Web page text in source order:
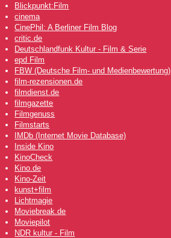
Blickpunkt:Film
cinema
CinePhil: A Berliner Film Blog
critic.de
Deutschlandfunk Kultur - Film & Serie
epd Film
FBW (Deutsche Film- und Medienbewertung)
film-rezensionen.de
filmdienst.de
filmgazette
Filmgenuss
Filmstarts
IMDb (Internet Movie Database)
Inside Kino
KinoCheck
Kino.de
Kino-Zeit
kunst+film
Lichtmagie
Moviebreak.de
Moviepilot
NDR kultur - Film